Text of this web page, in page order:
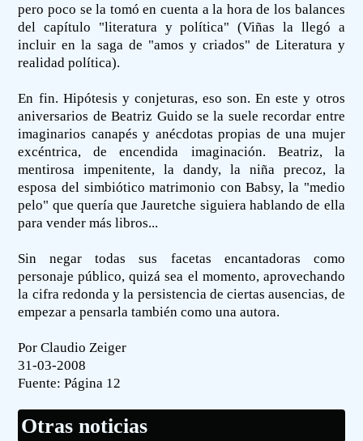
pero poco se la tomó en cuenta a la hora de los balances
del capítulo "literatura y política" (Viñas la llegó a
incluir en la saga de "amos y criados" de Literatura y
realidad política).
En fin. Hipótesis y conjeturas, eso son. En este y otros
aniversarios de Beatriz Guido se la suele recordar entre
imaginarios canapés y anécdotas propias de una mujer
excéntrica, de encendida imaginación. Beatriz, la
mentirosa impenitente, la dandy, la niña precoz, la
esposa del simbiótico matrimonio con Babsy, la "medio
pelo" que quería que Jauretche siguiera hablando de ella
para vender más libros...
Sin negar todas sus facetas encantadoras como
personaje público, quizá sea el momento, aprovechando
la cifra redonda y la persistencia de ciertas ausencias, de
empezar a pensarla también como una autora.
Por Claudio Zeiger
31-03-2008
Fuente:Página 12
Otras noticias